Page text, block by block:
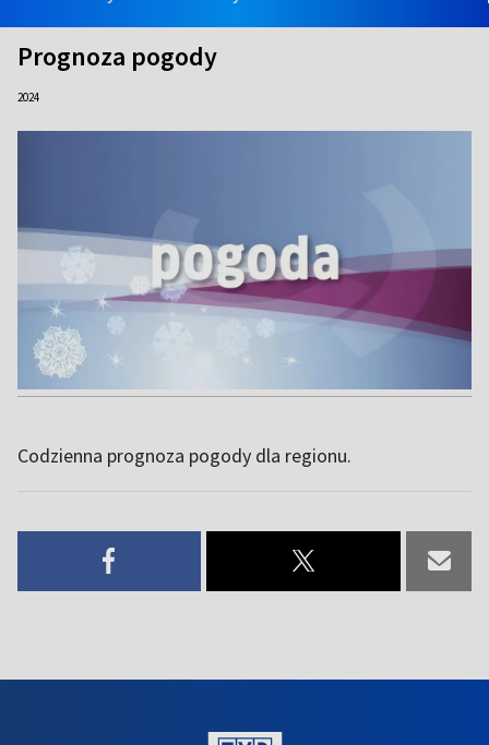
Prognoza pogody
2024
Codzienna prognoza pogody dla regionu.